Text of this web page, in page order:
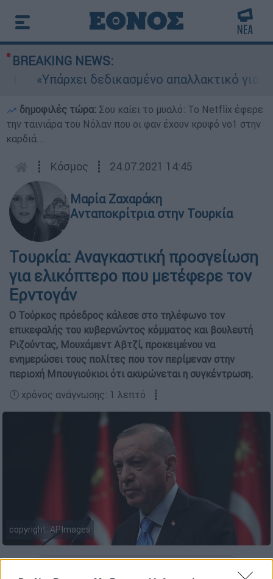
BREAKING NEWS:
«Υπάρχει δεδικασμένο απαλλακτικό για
δημοφιλές τώρα: Σου καίει το μυαλό: Το Netflix έφερε
την ταινιάρα του Νόλαν που οι φαν έχουν κρυφό νο1 στην
καρδιά...
┋ Κόσμος ┋ 24.07.2021 14:45
Μαρία Ζαχαράκη
Ανταποκρίτρια στην Τουρκία
Τουρκία: Αναγκαστική προσγείωση
για ελικόπτερο που μετέφερε τον
Ερντογάν
Ο Τούρκος πρόεδρος κάλεσε στο τηλέφωνο τον
επικεφαλής του κυβερνώντος κόμματος και βουλευτή
Ριζούντας, Μουχάμεντ Αβτζί, προκειμένου να
ενημερώσει τους πολίτες που τον περίμεναν στην
περιοχή Μπουγιούκιοι ότι ακυρώνεται η συγκέντρωση.
🕛 χρόνος ανάγνωσης: 1 λεπτό ┋
copyright: APImages